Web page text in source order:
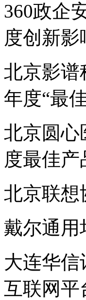
360政企
度创新影
北京影谱
年度“最
北京圆心
度最佳
北京联想
戴尔通用
大连华
互联网平